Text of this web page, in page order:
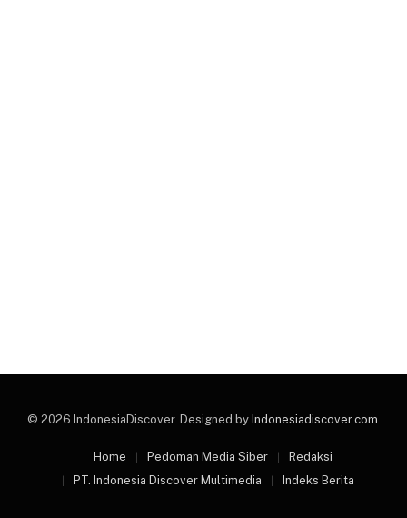
© 2026 IndonesiaDiscover. Designed by Indonesiadiscover.com.
Home Pedoman Media Siber
Redaksi
PT. Indonesia Discover Multimedia
Indeks Berita